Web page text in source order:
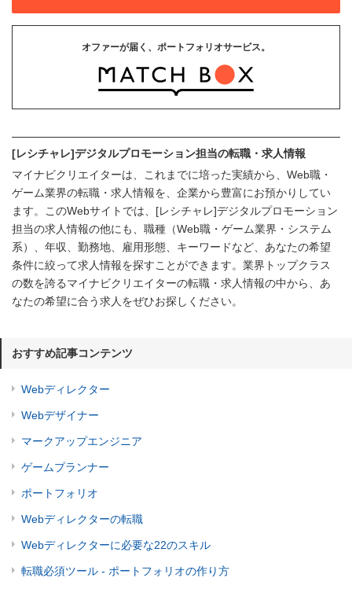
オファーが届く、ポートフォリオサービス。
[レシチャレ]デジタルプロモーション担当の転職・求人情報
マイナビクリエイターは、これまでに培った実績から、Web職・
ゲーム業界の転職・求人情報を、企業から豊富にお預かりしてい
ます。このWebサイトでは、[レシチャレ]デジタルプロモーション
担当の求人情報の他にも、職種（Web職・ゲーム業界・システム
系）、年収、勤務地、雇用形態、キーワードなど、あなたの希望
条件に絞って求人情報を探すことができます。業界トップクラス
の数を誇るマイナビクリエイターの転職・求人情報の中から、あ
なたの希望に合う求人をぜひお探しください。
おすすめ記事コンテンツ
Webディレクター
Webデザイナー
マークアップエンジニア
ゲームプランナー
ポートフォリオ
Webディレクターの転職
Webディレクターに必要な22のスキル
転職必須ツール - ポートフォリオの作り方